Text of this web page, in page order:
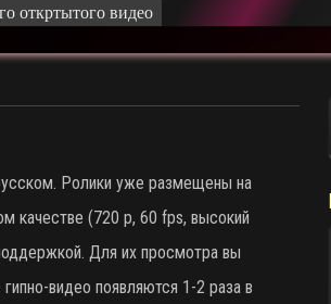
Ролики уже размещены на
качестве (720 p, 60 fps, высокий
Для их просмотра вы
видео появляются 1-2 раза в